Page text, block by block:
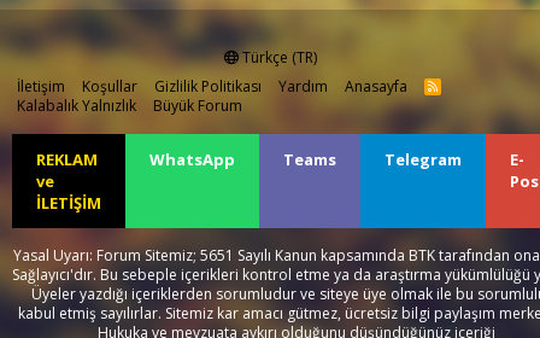
Türkçe (TR)
İletişim
Koşullar Gizlilik Politikası Yardım Anasayfa
R
S
Kalabalık Yalnızlık Büyük Forum
REKLAM
ve
İLETİŞİM
WhatsApp Teams Telegram
E-
Yasal Uyarı: Forum Sitemiz; 5651 Sayılı Kanun kapsamında BTK tarafından
Sağlayıcı'dır. Bu sebeple içerikleri kontrol etme ya da araştırma yükümlülüğü
Üyeler yazdığı içeriklerden sorumludur ve siteye üye olmak ile bu
kabul etmiş sayılırlar. Sitemiz kar amacı gütmez, ücretsiz bilgi paylaşım
Hukuka ve mevzuata aykırı olduğunu düşündüğünüz içeriği